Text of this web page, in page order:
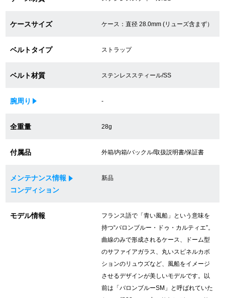
75%以上保証！中古商品高価買戻し
修理・メンテナンスをご希望の方
修理・メンテンナンスについて
ケースサイズ ケース：直径 28.0mm (リューズ含まず）
ベルトタイプ ストラップ
ベルト材質 ステンレススティール/SS
腕周り -
全重量 28g
付属品 外箱/内箱/バックル/取扱説明書/保証書
メンテナンス情報
コンディション
新品
モデル情報
フランス語で「青い風船」という意味を
持つ“バロンブルー・ドゥ・カルティエ”。
曲線のみで形成されるケース、ドーム型
のサファイアガラス、丸いスピネルカボ
ションのリュウズなど、風船をイメージ
させるデザインが美しいモデルです。以
前は「バロンブルーSM」と呼ばれていた